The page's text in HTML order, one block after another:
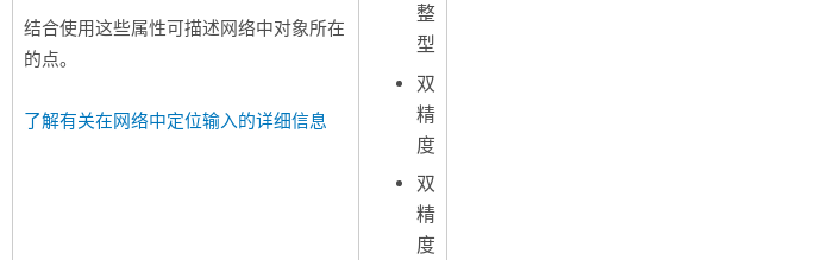
结合使用这些属性可描述网络中对象所在
的点。
了解有关在网络中定位输入的详细信息
整
型
双
精
度
双
精
度